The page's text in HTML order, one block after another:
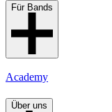
Für Bands
Academy
Über uns